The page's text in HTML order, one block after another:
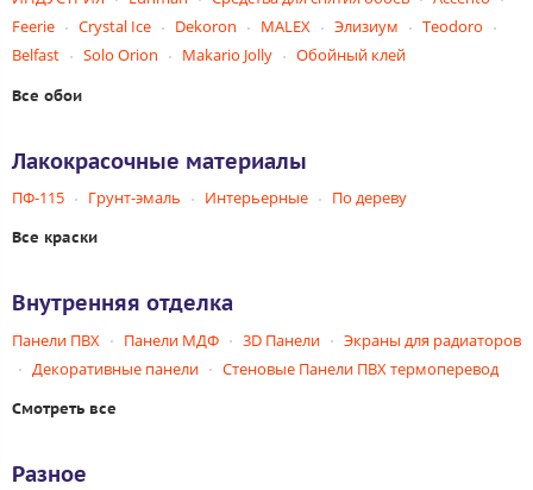
Feerie
Crystal Ice Dekoron MALEX Элизиум
Teodoro
Belfast
Solo Orion Makario Jolly Обойный клей
Все обои
Лакокрасочные материалы
ПФ-115 Грунт-эмаль Интерьерные По дереву
Все краски
Внутренняя отделка
Панели ПВХ Панели МДФ 3D Панели
Экраны для радиаторов
Декоративные панели
Стеновые Панели ПВХ термоперевод
Смотреть все
Разное